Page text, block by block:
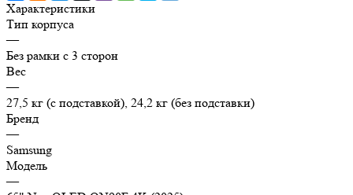
Характеристики
Тип корпуса
—
Без рамки с 3 сторон
Вес
—
27,5 кг (с подставкой), 24,2 кг (без подставки)
Бренд
—
Samsung
Модель
—